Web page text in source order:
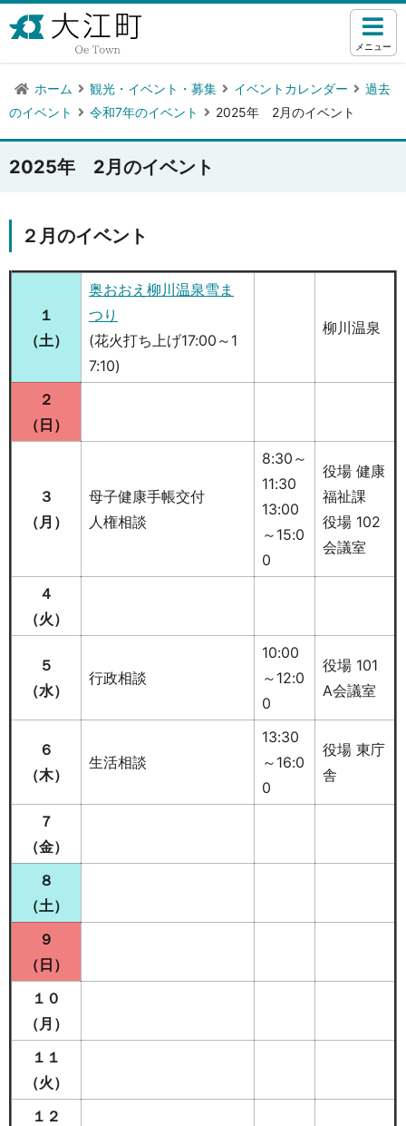
メニュー
ホーム 観光・イベント・募集 イベントカレンダー
過去
のイベント
令和7年のイベント 2025年 2月のイベント
2025年 2月のイベント
２月のイベント
１
（土）
奥おおえ柳川温泉雪ま
つり
(花火打ち上げ17:00～1
7:10)
柳川温泉
２
（日 ）
３
（月）
母子健康手帳交付
人権相談
8:30～
11:30
13:00
～15:0
0
役場 健康
福祉課
役場 102
会議室
４
（火）
５
（水）
行政相談
10:00
～12:0
0
役場 101
A会議室
６
（木）
生活相談
13:30
～16:0
0
役場 東庁
舎
７
（金）
８
（土）
９
（日）
１０
（月）
１１
（火）
１２